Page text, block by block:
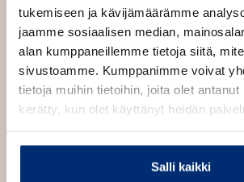
tukemiseen ja kävijämäärämme
jaamme sosiaalisen median,
alan kumppaneillemme tietoja siitä,
sivustoamme. Kumppanimme voivat
tietoja muihin tietoihin, joita olet antanut
kerätty, kun olet käyttänyt heidän
Salli kaikki
Tehtäväkirja
LEGO Elokuvaan perustuva